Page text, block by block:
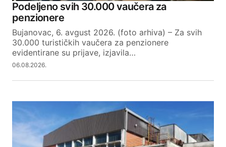
Podeljeno svih 30.000 vaučera za
penzionere
Bujanovac, 6. avgust 2026. (foto arhiva) – Za svih
30.000 turističkih vaučera za penzionere
evidentirane su prijave, izjavila…
06.08.2026.